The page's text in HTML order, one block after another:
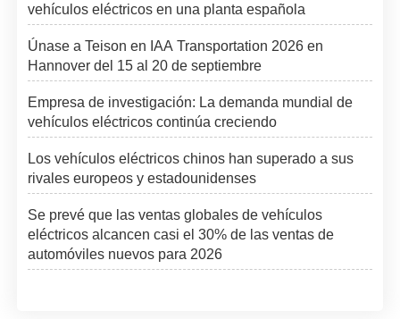
vehículos eléctricos en una planta española
Únase a Teison en IAA Transportation 2026 en
Hannover del 15 al 20 de septiembre
Empresa de investigación: La demanda mundial de
vehículos eléctricos continúa creciendo
Los vehículos eléctricos chinos han superado a sus
rivales europeos y estadounidenses
Se prevé que las ventas globales de vehículos
eléctricos alcancen casi el 30% de las ventas de
automóviles nuevos para 2026